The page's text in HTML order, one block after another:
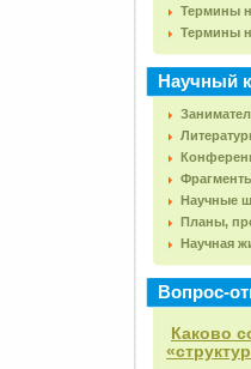
Термины
Термины
Научный
Научные
Планы,
Научная
Вопрос-
Каково